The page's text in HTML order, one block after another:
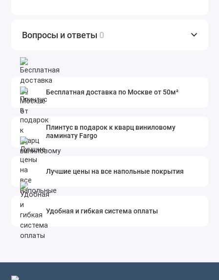
Вопросы и ответы 0
Бесплатная доставка по Москве от 50м²
Плинтус в подарок к кварц виниловому
ламинату Fargo
Лучшие цены на все напольные покрытия
Удобная и гибкая система оплаты